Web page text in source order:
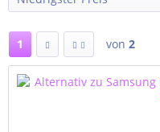
1 von 2